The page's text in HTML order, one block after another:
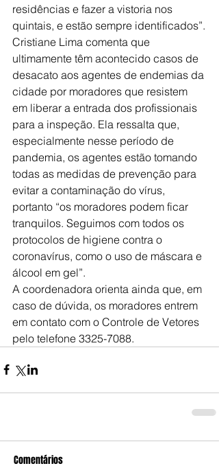
residências e fazer a vistoria nos
quintais, e estão sempre identificados”.
Cristiane Lima comenta que
ultimamente têm acontecido casos de
desacato aos agentes de endemias da
cidade por moradores que resistem
em liberar a entrada dos profissionais
para a inspeção. Ela ressalta que,
especialmente nesse período de
pandemia, os agentes estão tomando
todas as medidas de prevenção para
evitar a contaminação do vírus,
portanto “os moradores podem ficar
tranquilos. Seguimos com todos os
protocolos de higiene contra o
coronavírus, como o uso de máscara e
álcool em gel”.
A coordenadora orienta ainda que, em
caso de dúvida, os moradores entrem
em contato com o Controle de Vetores
pelo telefone 3325-7088.
Comentários